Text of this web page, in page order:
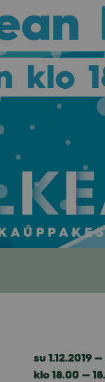
su 1.12.2019
klo 18.00 —